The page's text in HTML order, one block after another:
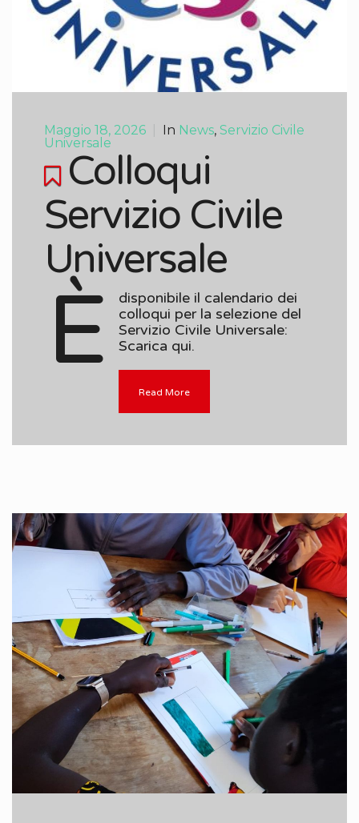
Maggio 18, 2026 In News, Servizio Civile
Universale
Colloqui
Servizio Civile
Universale
È
disponibile il calendario dei
colloqui per la selezione del
Servizio Civile Universale:
Scarica qui.
Read More